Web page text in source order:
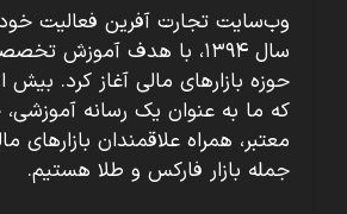
وب‌سایت تجارت آفرین فعالیت خود
سال ۱۳۹۴، با هدف آموزش
حوزه بازارهای مالی آغاز کرد.
که ما به عنوان یک رسانه
معتبر، همراه علاقمندان بازارهای
جمله بازار فارکس و طلا هستیم.